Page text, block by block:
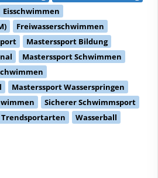
Eisschwimmen
Freiwasserschwimmen
Masterssport Bildung
Masterssport Schwimmen
Masterssport Wasserspringen
Sicherer Schwimmsport
Trendsportarten
Wasserball